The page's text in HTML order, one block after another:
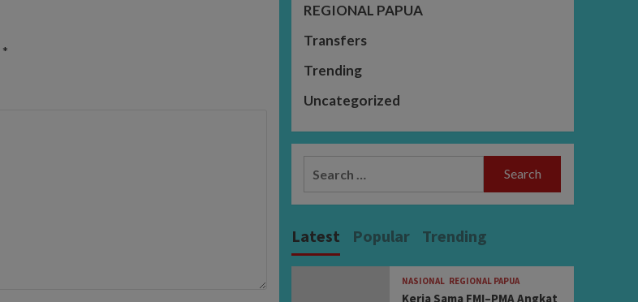
*
REGIONAL PAPUA
Transfers
Trending
Uncategorized
Latest Popular Trending
NASIONAL REGIONAL PAPUA
Kerja Sama FMI–PMA Angkat